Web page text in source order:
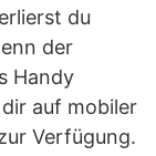
du
der
Handy
auf mobiler
Verfügung.